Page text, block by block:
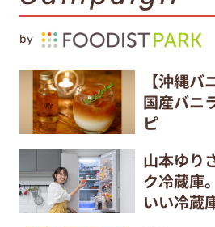
by
【沖縄バ
国産バニ
ピ
山本ゆり
ク冷蔵庫
いい冷蔵